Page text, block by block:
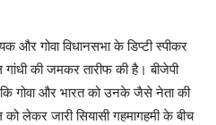
और गोवा विधानसभा के डिप्टी स्पीकर
की जमकर तारीफ की है। बीजेपी
गोवा और भारत को उनके जैसे नेता की
लेकर जारी सियासी गहमागहमी के बीच